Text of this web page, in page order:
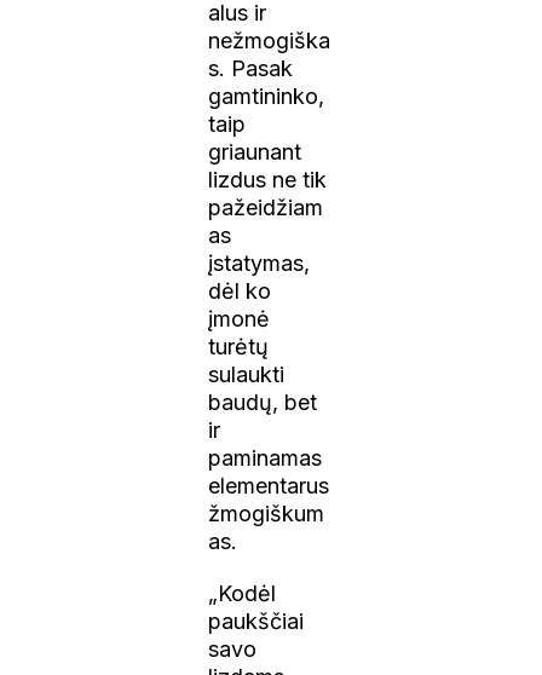
alus ir
nežmogiška
s. Pasak
gamtininko,
taip
griaunant
lizdus ne tik
pažeidžiam
as
įstatymas,
dėl ko
įmonė
turėtų
sulaukti
baudų, bet
ir
paminamas
elementarus
žmogiškum
as.
„Kodėl
paukščiai
savo